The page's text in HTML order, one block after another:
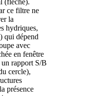
(flèche).
ce filtre ne
la
hydriques,
qui dépend
avec
en fenêtre
rapport S/B
cercle),
présence